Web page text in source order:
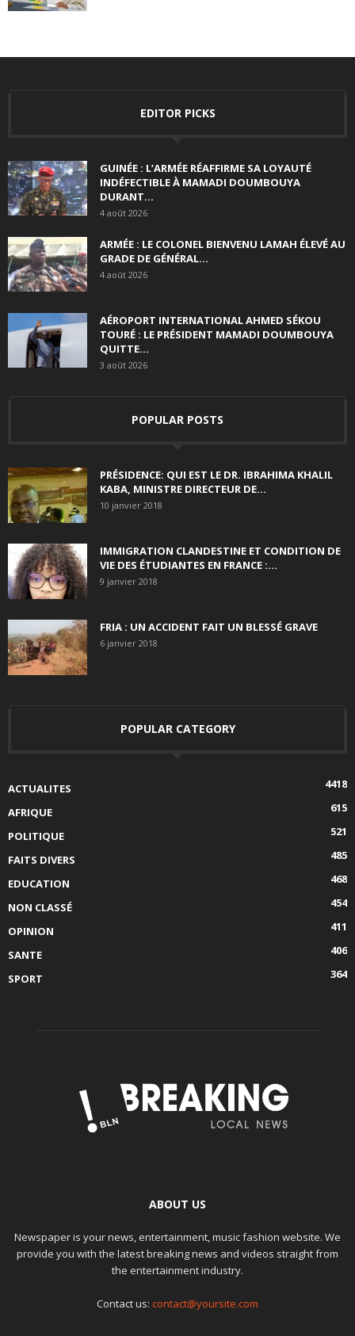
EDITOR PICKS
GUINÉE : L’ARMÉE RÉAFFIRME SA LOYAUTÉ
INDÉFECTIBLE À MAMADI DOUMBOUYA
DURANT...
4 août 2026
ARMÉE : LE COLONEL BIENVENU LAMAH ÉLEVÉ AU
GRADE DE GÉNÉRAL...
4 août 2026
AÉROPORT INTERNATIONAL AHMED SÉKOU
TOURÉ : LE PRÉSIDENT MAMADI DOUMBOUYA
QUITTE...
3 août 2026
POPULAR POSTS
PRÉSIDENCE: QUI EST LE DR. IBRAHIMA KHALIL
KABA, MINISTRE DIRECTEUR DE...
10 janvier 2018
IMMIGRATION CLANDESTINE ET CONDITION DE
VIE DES ÉTUDIANTES EN FRANCE :...
9 janvier 2018
FRIA : UN ACCIDENT FAIT UN BLESSÉ GRAVE
6 janvier 2018
POPULAR CATEGORY
ACTUALITES
4418
AFRIQUE
615
POLITIQUE
521
FAITS DIVERS
485
EDUCATION
468
NON CLASSÉ
454
OPINION
411
SANTE
406
SPORT
364
ABOUT US
Newspaper is your news, entertainment, music fashion website. We
provide you with the latest breaking news and videos straight from
the entertainment industry.
Contact us: contact@yoursite.com